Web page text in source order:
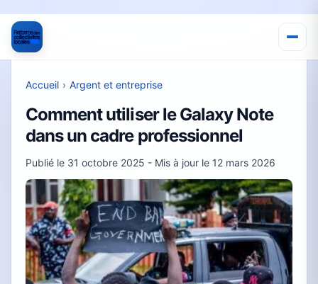
Accueil › Argent et entreprise
Comment utiliser le Galaxy Note
dans un cadre professionnel
Publié le 31 octobre 2025 - Mis à jour le 12 mars 2026